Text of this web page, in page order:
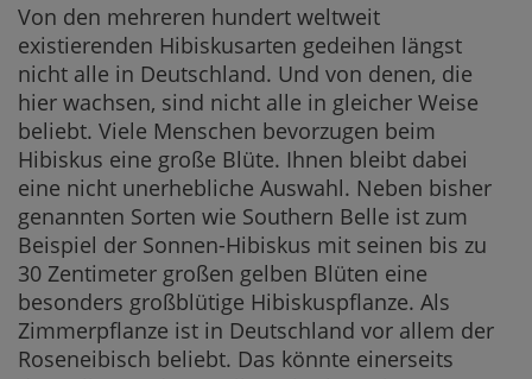
Von den mehreren hundert weltweit
existierenden Hibiskusarten gedeihen längst
nicht alle in Deutschland. Und von denen, die
hier wachsen, sind nicht alle in gleicher Weise
beliebt. Viele Menschen bevorzugen beim
Hibiskus eine große Blüte. Ihnen bleibt dabei
eine nicht unerhebliche Auswahl. Neben bisher
genannten Sorten wie Southern Belle ist zum
Beispiel der Sonnen-Hibiskus mit seinen bis zu
30 Zentimeter großen gelben Blüten eine
besonders großblütige Hibiskuspflanze. Als
Zimmerpflanze ist in Deutschland vor allem der
Roseneibisch beliebt. Das könnte einerseits